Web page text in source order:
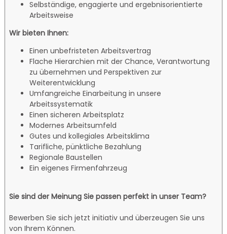
Selbständige, engagierte und ergebnisorientierte
Arbeitsweise
Wir bieten Ihnen:
Einen unbefristeten Arbeitsvertrag
Flache Hierarchien mit der Chance, Verantwortung
zu übernehmen und Perspektiven zur
Weiterentwicklung
Umfangreiche Einarbeitung in unsere
Arbeitssystematik
Einen sicheren Arbeitsplatz
Modernes Arbeitsumfeld
Gutes und kollegiales Arbeitsklima
Tarifliche, pünktliche Bezahlung
Regionale Baustellen
Ein eigenes Firmenfahrzeug
Sie sind der Meinung Sie passen perfekt in unser Team?
Bewerben Sie sich jetzt initiativ und überzeugen Sie uns
von Ihrem Können.